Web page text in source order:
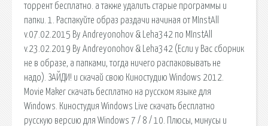
торрент бесплатно. а также удалить старые программы и
папки. 1. Распакуйте образ раздачи начиная от MInstAll
v.07.02.2015 By Andreyonohov & Leha342 по MInstAll
v.23.02.2019 By Andreyonohov & Leha342 (Если у Вас сборник
не в образе, а папками, тогда ничего распаковывать не
надо). ЗАЙДИ! и скачай свою Киностудию Windows 2012.
Movie Maker скачать бесплатно на русском языке для
Windows. Киностудия Windows Live скачать бесплатно
русскую версию для Windows 7 / 8 / 10. Плюсы, минусы и